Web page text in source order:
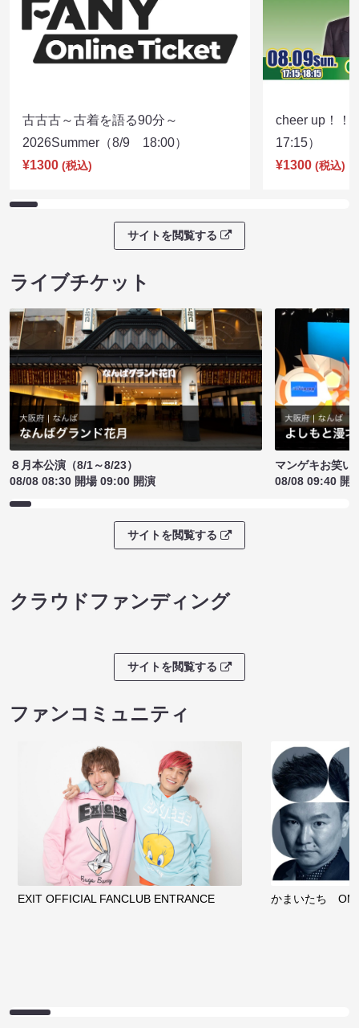
古古古～古着を語る90分～
2026Summer（8/9 18:00）
¥1300 (税込)
cheer up！
17:15）
¥1300 (税込)
サイトを閲覧する
ライブチケット
８月本公演（8/1～8/23）
08/08 08:30 開場 09:00 開演
マンゲキお笑い
08/08 09:40 開
サイトを閲覧する
クラウドファンディング
サイトを閲覧する
ファンコミュニティ
EXIT OFFICIAL FANCLUB ENTRANCE かまいたち